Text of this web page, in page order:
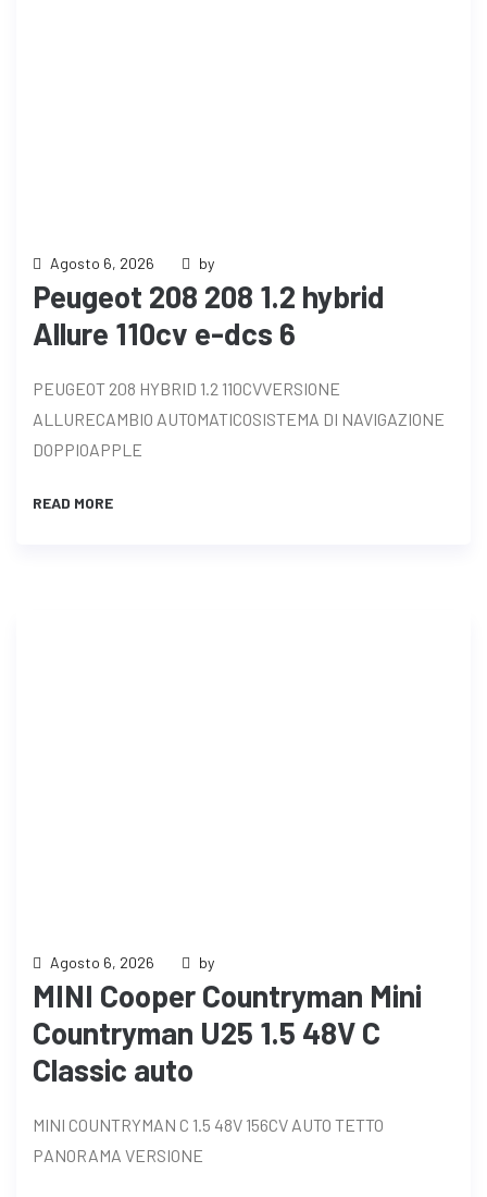
Agosto 6, 2026 by
Peugeot 208 208 1.2 hybrid
Allure 110cv e-dcs 6
PEUGEOT 208 HYBRID 1.2 110CVVERSIONE
ALLURECAMBIO AUTOMATICOSISTEMA DI NAVIGAZIONE
DOPPIOAPPLE
READ MORE
Agosto 6, 2026 by
MINI Cooper Countryman Mini
Countryman U25 1.5 48V C
Classic auto
MINI COUNTRYMAN C 1.5 48V 156CV AUTO TETTO
PANORAMA VERSIONE